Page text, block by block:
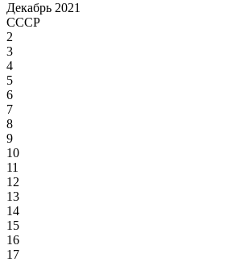
Декабрь 2021
СССР
2
3
4
5
6
7
8
9
10
11
12
13
14
15
16
17